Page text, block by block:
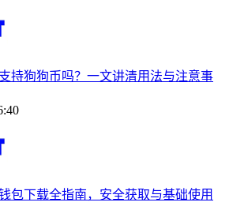
持狗狗币吗？一文讲清用法与注意事
包下载全指南，安全获取与基础使用